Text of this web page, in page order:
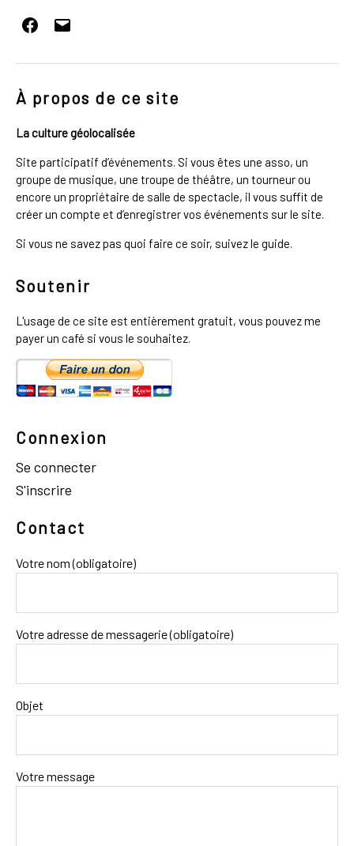
Facebook
E-
mail
À propos de ce site
La culture géolocalisée
Site participatif d’événements. Si vous êtes une asso, un
groupe de musique, une troupe de théâtre, un tourneur ou
encore un propriétaire de salle de spectacle, il vous suffit de
créer un compte et d’enregistrer vos événements sur le site.
Si vous ne savez pas quoi faire ce soir, suivez le guide.
Soutenir
L'usage de ce site est entièrement gratuit, vous pouvez me
payer un café si vous le souhaitez.
Connexion
Se connecter
S'inscrire
Contact
Votre nom (obligatoire)
Votre adresse de messagerie (obligatoire)
Objet
Votre message